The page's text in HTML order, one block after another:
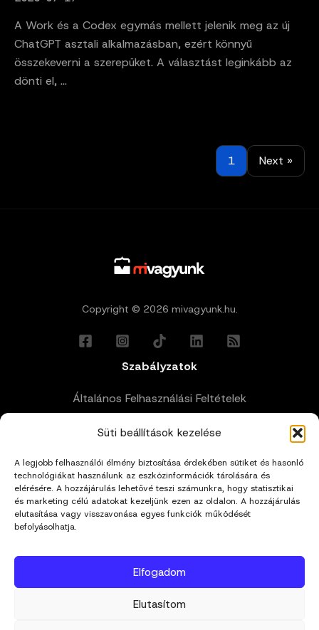
Süti beállítások kezelése
A legjobb felhasználói élmény biztosítása érdekében sütiket és hasonló
technológiákat használunk az eszközinformációk tárolására és
elérésére. A hozzájárulás lehetővé teszi számunkra, hogy statisztikai
és marketing célú adatokat kezeljünk ezen az oldalon. A hozzájárulás
elutasítása vagy visszavonása egyes funkciók működését
befolyásolhatja.
Elfogadom
Elutasítom
A Work és a Codex egymás mellett jelenik meg az új
ChatGPT asztali alkalmazásban, ezért könnyű
összekeverni a szerepüket. A választást leginkább az
dönti el, ...
1 Next »
Copyright © 2026 mivagyunk.hu.
Szabályzatok
Általános Felhasználási Feltételek
Adatkezelési Tájékoztató
Impresszum
Cookie Policy (EU)
hello@mivagyunk.hu